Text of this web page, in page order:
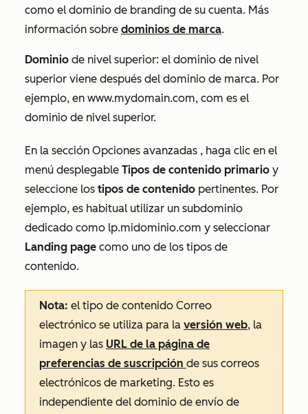
como el dominio de branding de su cuenta. Más
información sobre dominios de marca.
Dominio de nivel superior: el dominio de nivel
superior viene después del dominio de marca. Por
ejemplo, en www.mydomain.com, com es el
dominio de nivel superior.
En la sección Opciones avanzadas , haga clic en el
menú desplegable Tipos de contenido primario y
seleccione los tipos de contenido pertinentes. Por
ejemplo, es habitual utilizar un subdominio
dedicado como lp.midominio.com y seleccionar
Landing page como uno de los tipos de
contenido.
Nota: el tipo de contenido Correo
electrónico se utiliza para la versión web, la
imagen y las URL de la página de
preferencias de suscripción de sus correos
electrónicos de marketing. Esto es
independiente del dominio de envío de